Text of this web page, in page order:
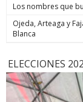
Los nombres que
Ojeda, Arteaga y
Blanca
ELECCIONES